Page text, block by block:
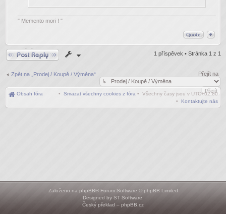
" Memento mori ! "
Odpovědět 1 příspěvek • Stránka 1 z 1
Zpět na „Prodej / Koupě / Výměna“ Přejít na
Obsah fóra • Všechny časy jsou v UTC+02:00
• Smazat všechny cookies z fóra
• Kontaktujte nás
Založeno na phpBB® Forum Software © phpBB Limited
Designed by ST Software
Český překlad – phpBB.cz